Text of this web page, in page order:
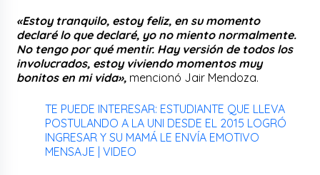
«Estoy tranquilo, estoy feliz, en su momento
declaré lo que declaré, yo no miento normalmente.
No tengo por qué mentir. Hay versión de todos los
involucrados, estoy viviendo momentos muy
bonitos en mi vida», mencionó Jair Mendoza.
TE PUEDE INTERESAR: ESTUDIANTE QUE LLEVA
POSTULANDO A LA UNI DESDE EL 2015 LOGRÓ
INGRESAR Y SU MAMÁ LE ENVÍA EMOTIVO
MENSAJE | VIDEO